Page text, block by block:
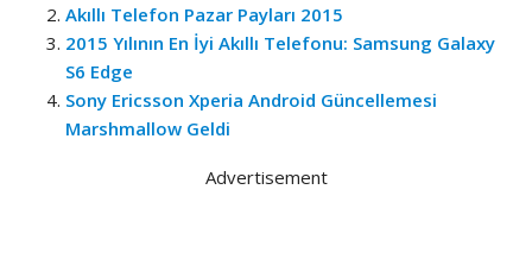
Akıllı Telefon Pazar Payları 2015
2015 Yılının En İyi Akıllı Telefonu: Samsung Galaxy
S6 Edge
Sony Ericsson Xperia Android Güncellemesi
Marshmallow Geldi
Advertisement